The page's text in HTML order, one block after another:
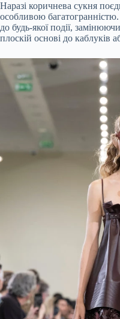
Наразі коричнева сукня
особливою
до будь-якої події,
плоскій основі до каблуків